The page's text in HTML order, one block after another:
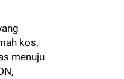
kos,
menuju